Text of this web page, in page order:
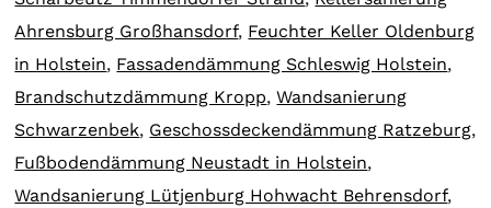
Ahrensburg Großhansdorf, Feuchter Keller Oldenburg
in Holstein, Fassadendämmung Schleswig Holstein,
Brandschutzdämmung Kropp,Wandsanierung
Schwarzenbek, Geschossdeckendämmung Ratzeburg,
Fußbodendämmung Neustadt in Holstein,
Wandsanierung Lütjenburg Hohwacht Behrensdorf,